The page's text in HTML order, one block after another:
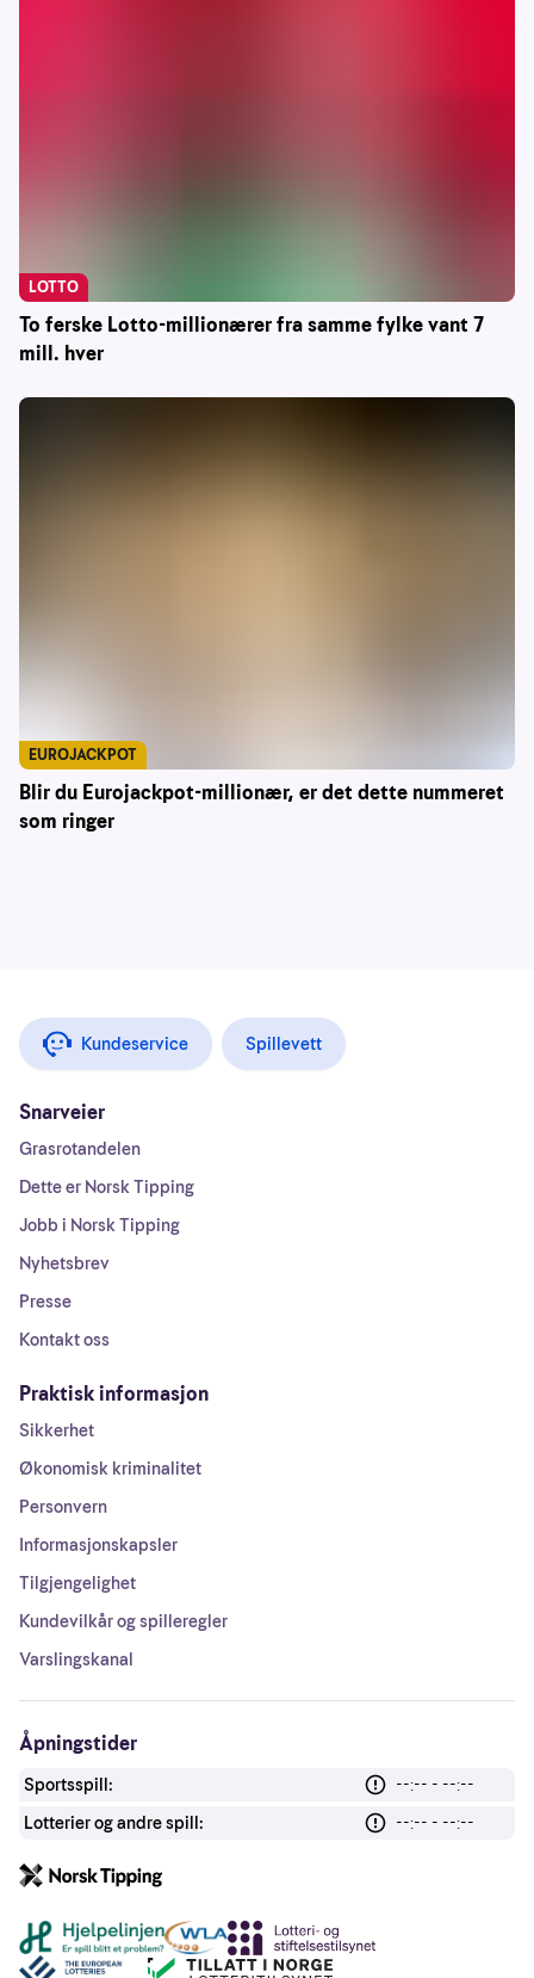
To ferske Lotto-millionærer fra samme fylke vant 7
mill. hver
LOTTO
Blir du Eurojackpot-millionær, er det dette nummeret
som ringer
EUROJACKPOT
Kundeservice Spillevett
Snarveier
Grasrotandelen
Dette er Norsk Tipping
Jobb i Norsk Tipping
Nyhetsbrev
Presse
Kontakt oss
Praktisk informasjon
Sikkerhet
Økonomisk kriminalitet
Personvern
Informasjonskapsler
Tilgjengelighet
Kundevilkår og spilleregler
Varslingskanal
Åpningstider
Sportsspill:
--:-- - --:--
Lotterier og andre spill:
--:-- - --:--
Andre lenker